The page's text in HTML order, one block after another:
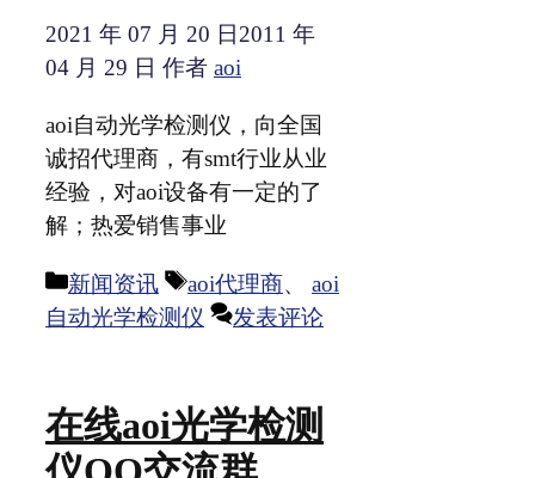
2021 年 07 月 20 日2011 年
04 月 29 日 作者 aoi
aoi自动光学检测仪，向全国
诚招代理商，有smt行业从业
经验，对aoi设备有一定的了
解；热爱销售事业
分
类
新闻资讯
标
签
aoi代理商、 aoi
自动光学检测仪
发表评论
在线aoi光学检测